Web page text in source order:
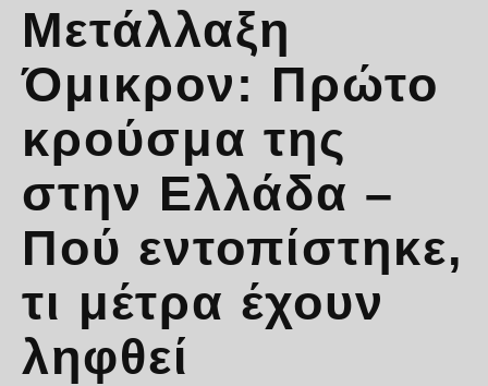
Μετάλλαξη
Όμικρον: Πρώτο
κρούσμα της
στην Ελλάδα –
Πού εντοπίστηκε,
τι μέτρα έχουν
ληφθεί